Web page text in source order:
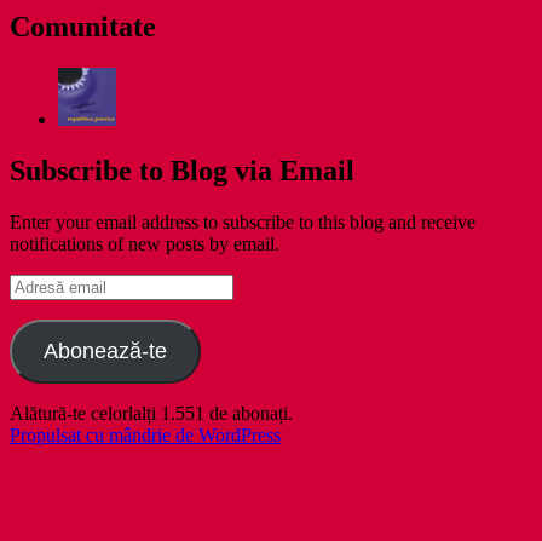
Comunitate
Subscribe to Blog via Email
Enter your email address to subscribe to this blog and receive
notifications of new posts by email.
Adresă
email
Abonează-te
Alătură-te celorlalți 1.551 de abonați.
Propulsat cu mândrie de WordPress